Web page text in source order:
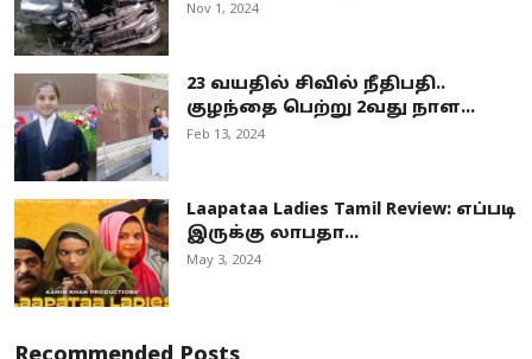
Nov 1, 2024
23 வயதில் சிவில் நீதிபதி..
குழந்தை பெற்று 2வது நாள...
Feb 13, 2024
Laapataa Ladies Tamil Review: எப்படி
இருக்கு லாபதா...
May 3, 2024